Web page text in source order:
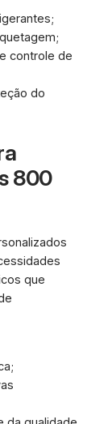
controle de
do
800
que